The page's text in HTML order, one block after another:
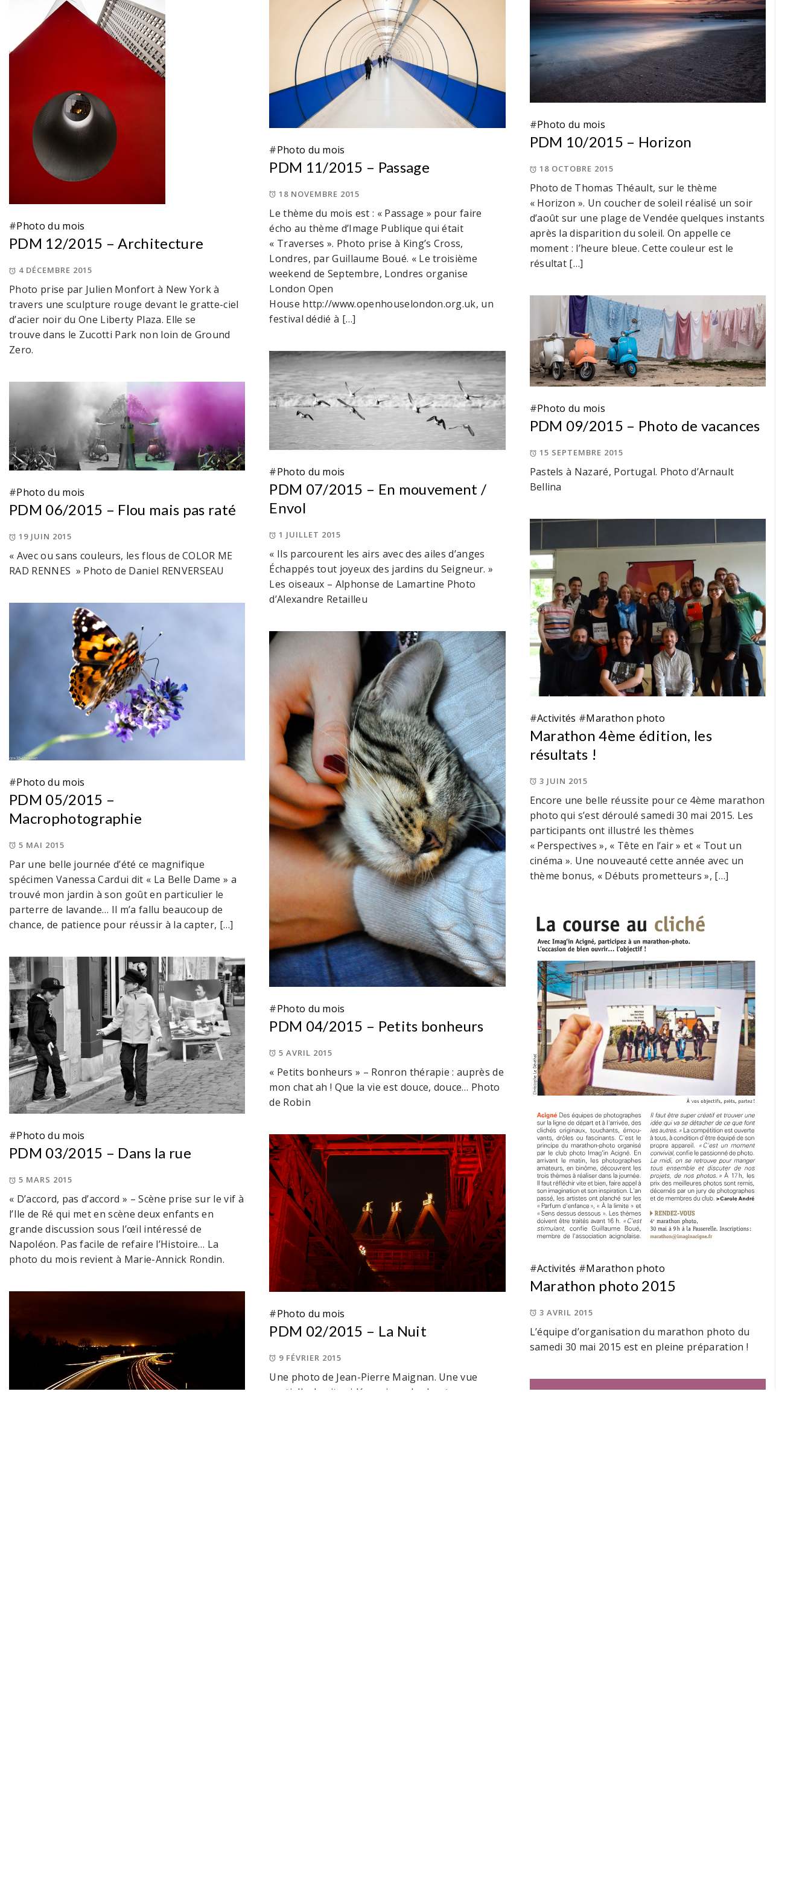
#Photo du mois
PDM 12/2015 – Architecture
4 DÉCEMBRE 2015
Photo prise par Julien Monfort à New York à
travers une sculpture rouge devant le gratte-ciel
d’acier noir du One Liberty Plaza. Elle se
trouve dans le Zucotti Park non loin de Ground
Zero.
#Photo du mois
PDM 11/2015 – Passage
18 NOVEMBRE 2015
Le thème du mois est : « Passage » pour faire
écho au thème d’Image Publique qui était
« Traverses ». Photo prise à King’s Cross,
Londres, par Guillaume Boué. « Le troisième
weekend de Septembre, Londres organise
London Open
House http://www.openhouselondon.org.uk, un
festival dédié à […]
#Photo du mois
PDM 10/2015 – Horizon
18 OCTOBRE 2015
Photo de Thomas Théault, sur le thème
« Horizon ». Un coucher de soleil réalisé un soir
d’août sur une plage de Vendée quelques instants
après la disparition du soleil. On appelle ce
moment : l’heure bleue. Cette couleur est le
résultat […]
#Photo du mois
PDM 09/2015 – Photo de vacances
15 SEPTEMBRE 2015
Pastels à Nazaré, Portugal. Photo d’Arnault
Bellina
#Photo du mois
PDM 07/2015 – En mouvement /
Envol
1 JUILLET 2015
« Ils parcourent les airs avec des ailes d’anges
Échappés tout joyeux des jardins du Seigneur. »
Les oiseaux – Alphonse de Lamartine Photo
d’Alexandre Retailleu
#Photo du mois
PDM 06/2015 – Flou mais pas raté
19 JUIN 2015
« Avec ou sans couleurs, les flous de COLOR ME
RAD RENNES » Photo de Daniel RENVERSEAU
#Activités #Marathon photo
Marathon 4ème édition, les
résultats !
3 JUIN 2015
Encore une belle réussite pour ce 4ème marathon
photo qui s’est déroulé samedi 30 mai 2015. Les
participants ont illustré les thèmes
« Perspectives », « Tête en l’air » et « Tout un
cinéma ». Une nouveauté cette année avec un
thème bonus, « Débuts prometteurs », […]
#Photo du mois
PDM 05/2015 –
Macrophotographie
5 MAI 2015
Par une belle journée d’été ce magnifique
spécimen Vanessa Cardui dit « La Belle Dame » a
trouvé mon jardin à son goût en particulier le
parterre de lavande… Il m’a fallu beaucoup de
chance, de patience pour réussir à la capter, […]
#Photo du mois
PDM 04/2015 – Petits bonheurs
5 AVRIL 2015
« Petits bonheurs » – Ronron thérapie : auprès de
mon chat ah ! Que la vie est douce, douce… Photo
de Robin
#Activités #Marathon photo
Marathon photo 2015
3 AVRIL 2015
L’équipe d’organisation du marathon photo du
samedi 30 mai 2015 est en pleine préparation !
#Photo du mois
PDM 03/2015 – Dans la rue
5 MARS 2015
« D’accord, pas d’accord » – Scène prise sur le vif à
l’Ile de Ré qui met en scène deux enfants en
grande discussion sous l’œil intéressé de
Napoléon. Pas facile de refaire l’Histoire… La
photo du mois revient à Marie-Annick Rondin.
#Photo du mois
PDM 02/2015 – La Nuit
9 FÉVRIER 2015
Une photo de Jean-Pierre Maignan. Une vue
partielle du site sidérurgique des hauts